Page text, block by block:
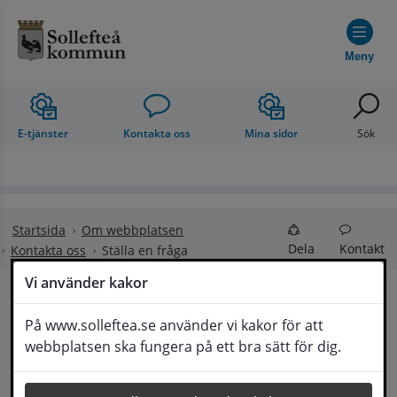
Vi använder kakor
På www.solleftea.se använder vi kakor för att
webbplatsen ska fungera på ett bra sätt för dig.
Meny
E-tjänster Kontakta oss Mina sidor Sök
Startsida
Om webbplatsen
Kontakta oss
Ställa en fråga Dela Kontakt
Ställa en fråga
Om din fråga är omfattande kan det bli aktuellt